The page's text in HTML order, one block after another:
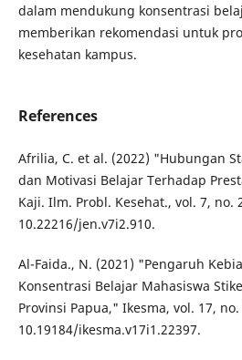
dalam mendukung konsentrasi
memberikan rekomendasi untuk
kesehatan kampus.
References
Afrilia, C. et al. (2022) "Hubungan
dan Motivasi Belajar Terhadap
Kaji. Ilm. Probl. Kesehat., vol. 7, no.
10.22216/jen.v7i2.910.
Al-Faida., N. (2021) "Pengaruh
Konsentrasi Belajar Mahasiswa
Provinsi Papua," Ikesma, vol. 17,
10.19184/ikesma.v17i1.22397.